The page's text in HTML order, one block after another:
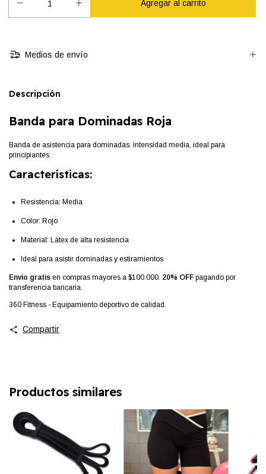
Medios de envío
Descripción
Banda para Dominadas Roja
Banda de asistencia para dominadas. Intensidad media, ideal para
principiantes.
Características:
Resistencia: Media
Color: Rojo
Material: Látex de alta resistencia
Ideal para asistir dominadas y estiramientos
Envío gratis en compras mayores a $100.000. 20% OFF pagando por
transferencia bancaria.
360 Fitness - Equipamiento deportivo de calidad.
Compartir
Productos similares